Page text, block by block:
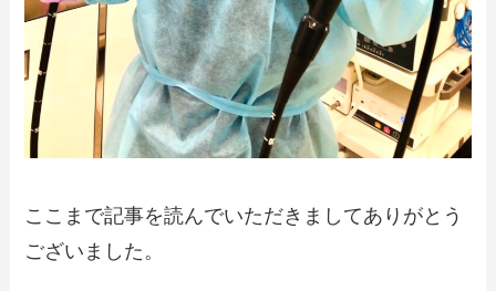
ここまで記事を読んでいただきましてありがとう
ございました。